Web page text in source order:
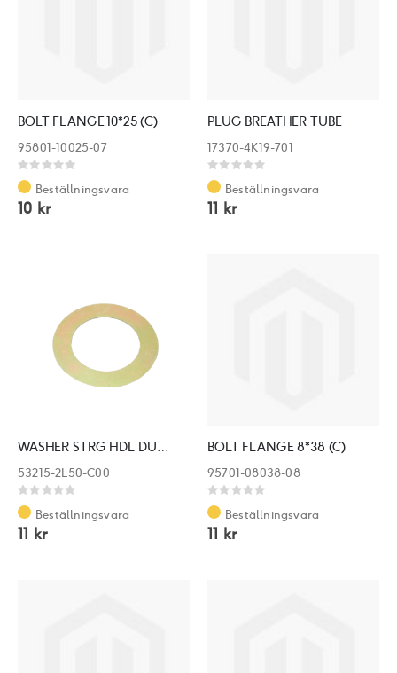
BOLT FLANGE 10*25 (C)
95801-10025-07
Rating:
0%
Beställningsvara
10 kr
PLUG BREATHER TUBE
17370-4K19-701
Rating:
0%
Beställningsvara
11 kr
WASHER STRG HDL DUST-SEAL
53215-2L50-C00
Rating:
0%
Beställningsvara
11 kr
BOLT FLANGE 8*38 (C)
95701-08038-08
Rating:
0%
Beställningsvara
11 kr